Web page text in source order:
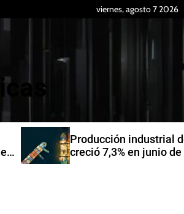
viernes, agosto 7 2026
Producción industrial
creció 7,3% en junio